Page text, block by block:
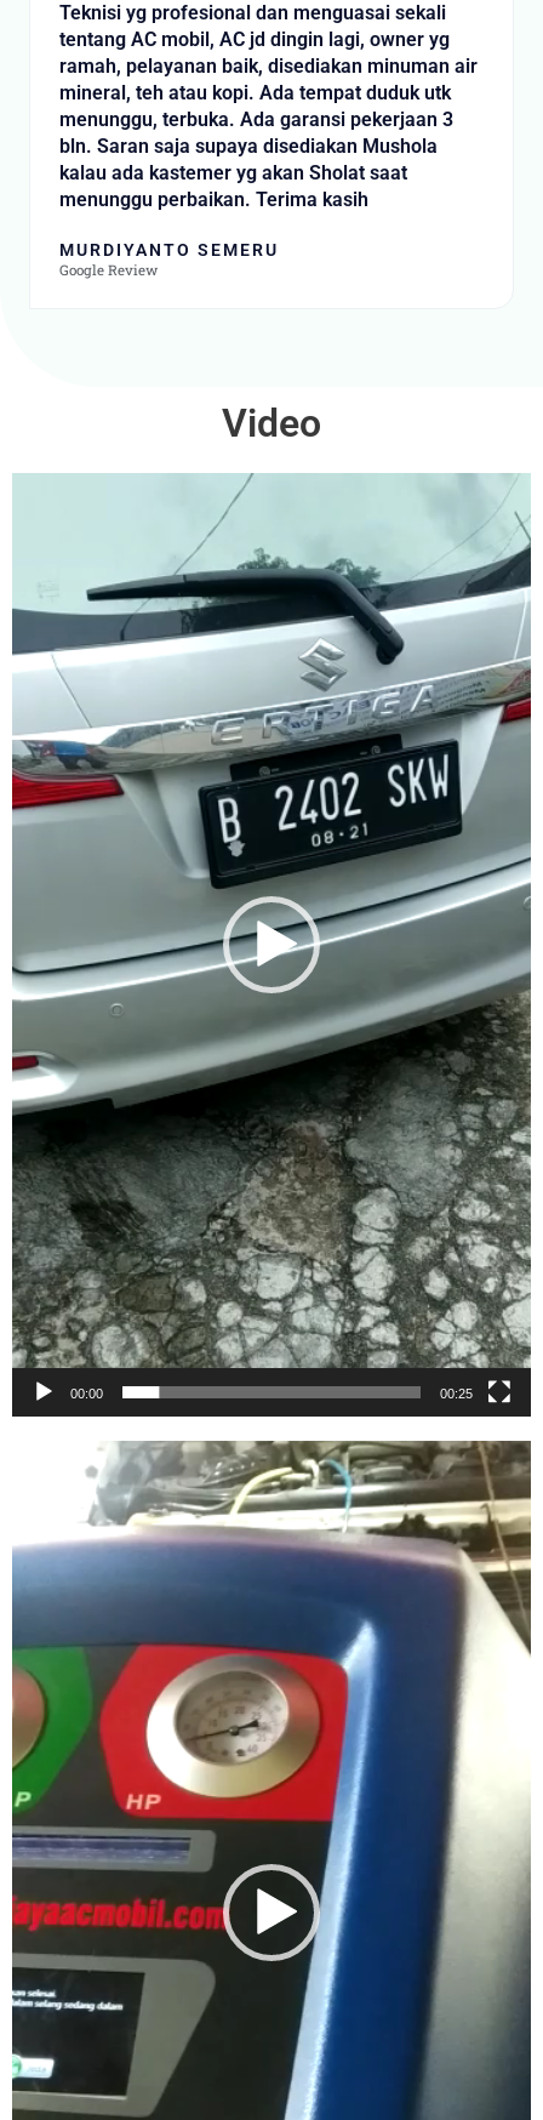
of
Teknisi yg profesional dan menguasai sekali
tentang AC mobil, AC jd dingin lagi, owner yg
ramah, pelayanan baik, disediakan minuman air
mineral, teh atau kopi. Ada tempat duduk utk
menunggu, terbuka. Ada garansi pekerjaan 3
bln. Saran saja supaya disediakan Mushola
kalau ada kastemer yg akan Sholat saat
menunggu perbaikan. Terima kasih
MURDIYANTO SEMERU
Google Review
Video
00:00 00:25